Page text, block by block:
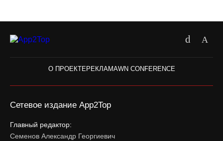
О ПРОЕКТЕРЕКЛАМАWN CONFERENCE
Сетевое издание App2Top
Главный редактор:
Семенов Александр Георгиевич